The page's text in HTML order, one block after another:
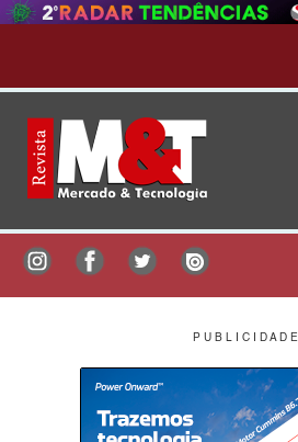
P U B L I C I D A D E